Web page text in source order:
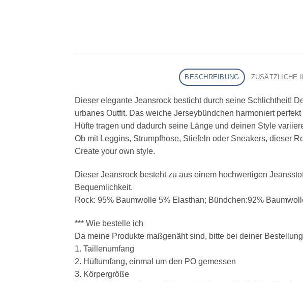
BESCHREIBUNG ZUSÄTZLICHE
Dieser elegante Jeansrock besticht durch seine Schlichtheit!
urbanes Outfit. Das weiche Jerseybündchen harmoniert
Hüfte tragen und dadurch seine Länge und deinen Style
Ob mit Leggins, Strumpfhose, Stiefeln oder Sneakers, dieser
Create your own style.
Dieser Jeansrock besteht zu aus einem hochwertigen
Bequemlichkeit.
Rock: 95% Baumwolle 5% Elasthan; Bündchen:92%
*** Wie bestelle ich
Da meine Produkte maßgenäht sind, bitte bei deiner
1. Taillenumfang
2. Hüftumfang, einmal um den PO gemessen
3. Körpergröße